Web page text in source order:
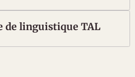
de linguistique TAL